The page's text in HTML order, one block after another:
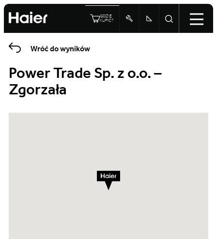
GDZIE
KUPIĆ?
Wróć do wyników
Power Trade Sp. z o.o. –
Zgorzała